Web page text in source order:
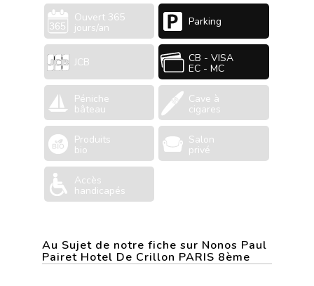
Ouvert 365
jours/an Parking
JCB CB - VISA
EC - MC
Péniche
bâteau
Cave à
cigares
Produits
bio
Salon
privé
Accès
handicapés
Au Sujet de notre fiche sur Nonos Paul
Pairet Hotel De Crillon PARIS 8ème